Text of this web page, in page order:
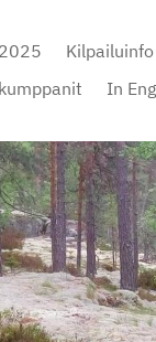
Kilpailuinfo
In